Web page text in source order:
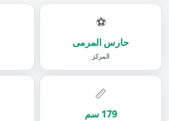
⚽
حارس المرمى
المركز
📏
179 سم